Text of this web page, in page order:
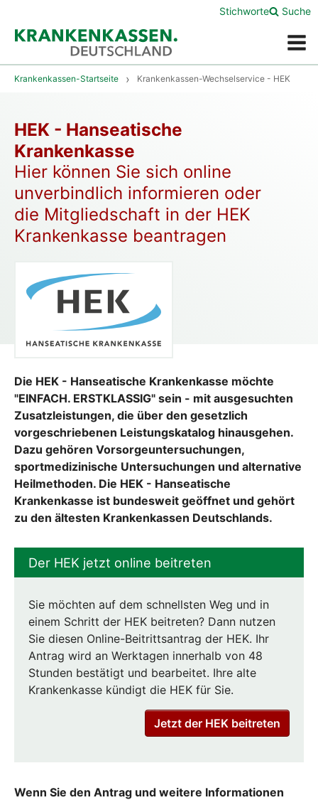
Menü
Stichworte Suche
Krankenkassen-Startseite Krankenkassen-Wechselservice - HEK
HEK - Hanseatische
Krankenkasse
Hier können Sie sich online
unverbindlich informieren oder
die Mitgliedschaft in der HEK
Krankenkasse beantragen
Die HEK - Hanseatische Krankenkasse möchte
"EINFACH. ERSTKLASSIG" sein - mit ausgesuchten
Zusatzleistungen, die über den gesetzlich
vorgeschriebenen Leistungskatalog hinausgehen.
Dazu gehören Vorsorgeuntersuchungen,
sportmedizinische Untersuchungen und alternative
Heilmethoden. Die HEK - Hanseatische
Krankenkasse ist bundesweit geöffnet und gehört
zu den ältesten Krankenkassen Deutschlands.
Der HEK jetzt online beitreten
Sie möchten auf dem schnellsten Weg und in
einem Schritt der HEK beitreten? Dann nutzen
Sie diesen Online-Beitrittsantrag der HEK. Ihr
Antrag wird an Werktagen innerhalb von 48
Stunden bestätigt und bearbeitet. Ihre alte
Krankenkasse kündigt die HEK für Sie.
Jetzt der HEK beitreten
Wenn Sie den Antrag und weitere Informationen